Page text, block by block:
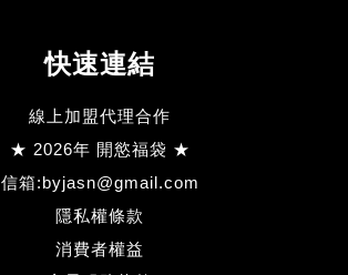
快速連結
線上加盟代理合作
★ 2026年 開慾福袋 ★
信箱:byjasn@gmail.com
隱私權條款
消費者權益